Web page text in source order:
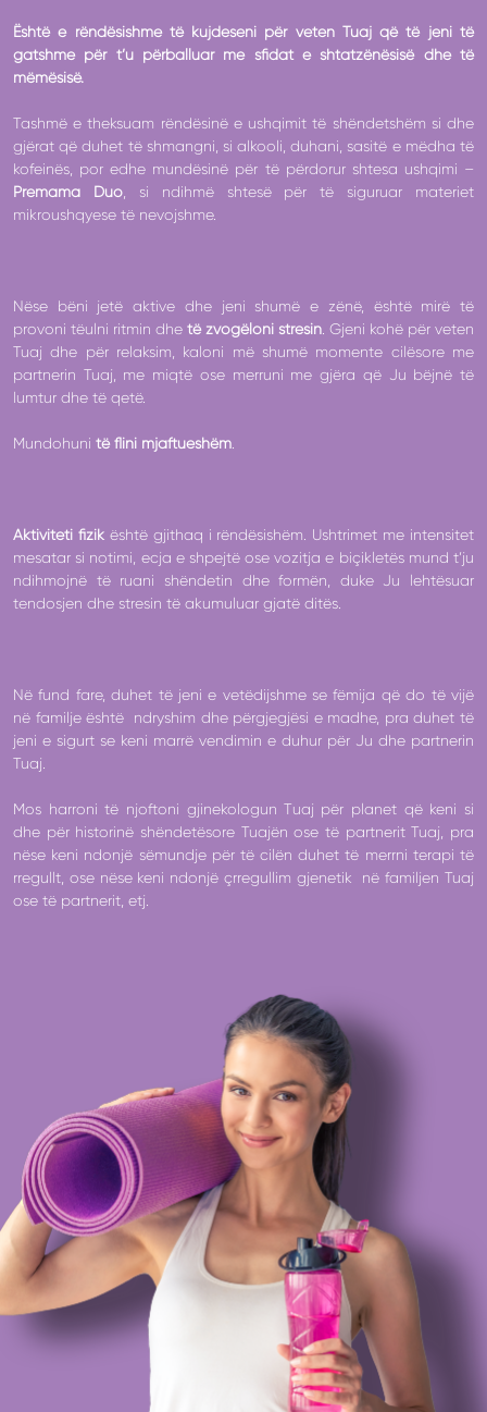
Është e rëndësishme të kujdeseni për veten Tuaj që të jeni të
gatshme për t’u përballuar me sfidat e shtatzënësisë dhe të
mëmësisë.
Tashmë e theksuam rëndësinë e ushqimit të shëndetshëm si dhe
gjërat që duhet të shmangni, si alkooli, duhani, sasitë e mëdha të
kofeinës, por edhe mundësinë për të përdorur shtesa ushqimi –
Premama Duo, si ndihmë shtesë për të siguruar materiet
mikroushqyese të nevojshme.
Nëse bëni jetë aktive dhe jeni shumë e zënë, është mirë të
provoni tëulni ritmin dhe të zvogëloni stresin . Gjeni kohë për veten
Tuaj dhe për relaksim, kaloni më shumë momente cilësore me
partnerin Tuaj, me miqtë ose merruni me gjëra që Ju bëjnë të
lumtur dhe të qetë.
Mundohuni të flini mjaftueshëm
Aktiviteti fizik është gjithaq i rëndësishëm. Ushtrimet me intensitet
mesatar si notimi, ecja e shpejtë ose vozitja e biçikletës mund t’ju
ndihmojnë të ruani shëndetin dhe formën, duke Ju lehtësuar
tendosjen dhe stresin të akumuluar gjatë ditës.
Në fund fare, duhet të jeni e vetëdijshme se fëmija që do të vijë
në familje është ndryshim dhe përgjegjësi e madhe, pra duhet të
jeni e sigurt se keni marrë vendimin e duhur për Ju dhe partnerin
Tuaj.
Mos harroni të njoftoni gjinekologun Tuaj për planet që keni si
dhe për historinë shëndetësore Tuajën ose të partnerit Tuaj, pra
nëse keni ndonjë sëmundje për të cilën duhet të merrni terapi të
rregullt, ose nëse keni ndonjë çrregullim gjenetik në familjen Tuaj
ose të partnerit, etj.